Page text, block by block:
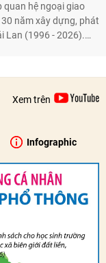
quan hệ ngoại giao
năm xây dựng, phát
Lan (1996 - 2026).
phương, doanh
góp phần tăng
dân hai nước.
Xem trên
Infographic